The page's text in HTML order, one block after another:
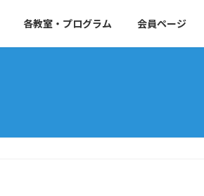
各教室・プログラム 会員ページ